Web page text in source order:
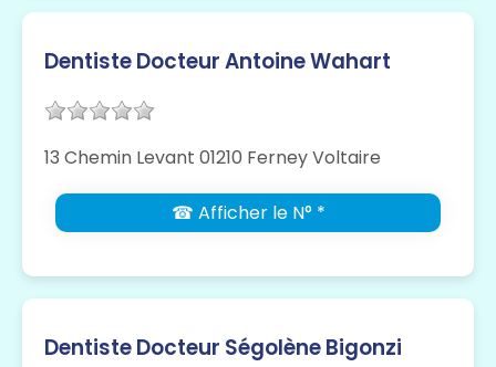
Dentiste Docteur Antoine Wahart
13 Chemin Levant 01210 Ferney Voltaire
☎ Afficher le N° *
Dentiste Docteur Ségolène Bigonzi